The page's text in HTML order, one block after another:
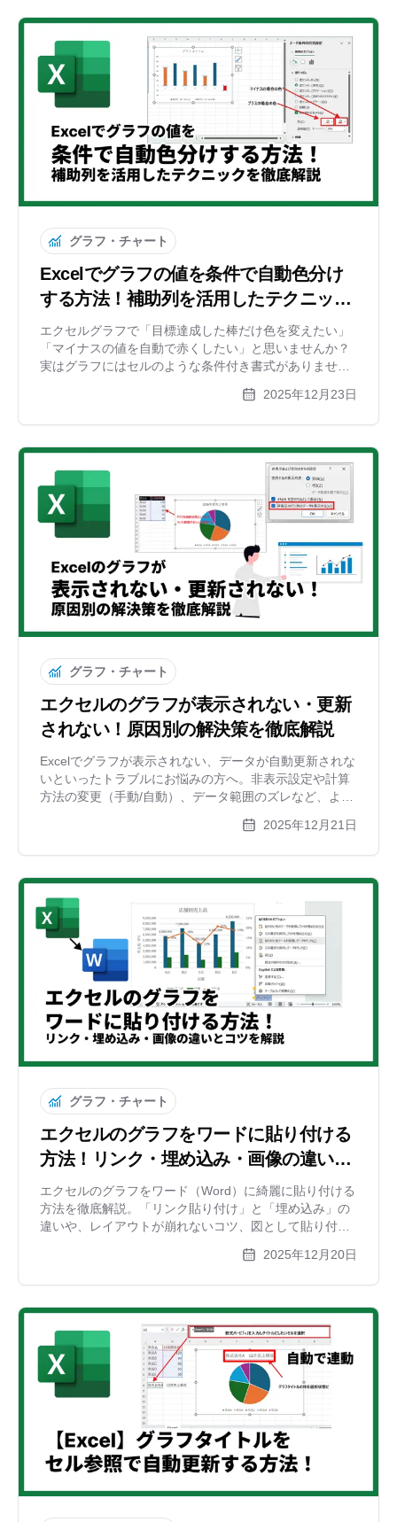
グラフ・チャート
Excelでグラフの値を条件で自動色分け
する方法！補助列を活用したテクニック
を徹底解説
エクセルグラフで「目標達成した棒だけ色を変えたい」
「マイナスの値を自動で赤くしたい」と思いませんか？
実はグラフにはセルのような条件付き書式がありませ
ん。本記事では、補助列（作業列）を使って条件に合わ
せてグラフの色を自動で切り替える方法を初心者向けに
2025年12月23日
グラフ・チャート
エクセルのグラフが表示されない・更新
されない！原因別の解決策を徹底解説
Excelでグラフが表示されない、データが自動更新されな
いといったトラブルにお悩みの方へ。非表示設定や計算
方法の変更（手動/自動）、データ範囲のズレなど、よく
ても解決しない時の便利な代替ツールも紹介。2025年12月21日
グラフ・チャート
エクセルのグラフをワードに貼り付ける
方法！リンク・埋め込み・画像の違いと
コツを解説
エクセルのグラフをワード（Word）に綺麗に貼り付ける
方法を徹底解説。「リンク貼り付け」と「埋め込み」の
違いや、レイアウトが崩れないコツ、図として貼り付け
します。各形式のメリット・デメリット比較表も掲載。
2025年12月20日